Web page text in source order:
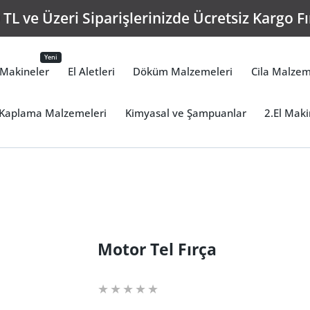
ve Üzeri Siparişlerinizde Ücretsiz Kargo
Makineler
Yeni
El Aletleri Döküm Malzemeleri Cila
Kaplama Malzemeleri Kimyasal ve Şampuanlar 2.El
Motor Tel Fırça